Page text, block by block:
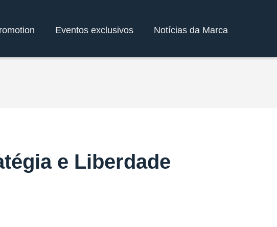
Eventos exclusivos Notícias da Marca
e Liberdade